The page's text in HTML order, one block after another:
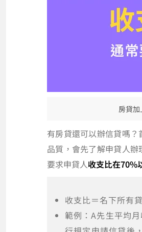
房貸
有房貸還可以辦信貸嗎
品質，會先了解申貸人
要求申貸人收支比在70%
收支比＝名下所有
範例：A先生平均